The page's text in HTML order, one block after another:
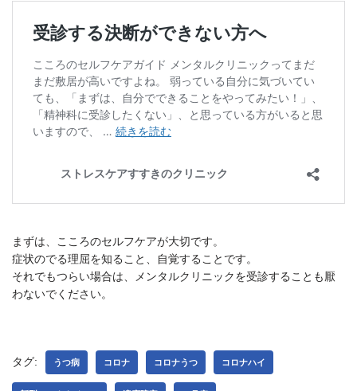
まずは、こころのセルフケアが大切です。
症状のでる理屈を知ること、自覚することです。
それでもつらい場合は、メンタルクリニックを受診することも厭
わないでください。
タグ: うつ病 コロナ コロナうつ コロナハイ